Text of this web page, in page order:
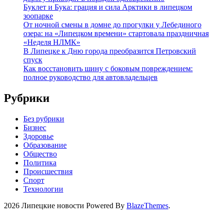
Буклет и Бука: грация и сила Арктики в липецком
зоопарке
От ночной смены в домне до прогулки у Лебединого
озера: на «Липецком времени» стартовала праздничная
«Неделя НЛМК»
В Липецке к Дню города преобразится Петровский
спуск
Как восстановить шину с боковым повреждением:
полное руководство для автовладельцев
Рубрики
Без рубрики
Бизнес
Здоровье
Образование
Общество
Политика
Происшествия
Спорт
Технологии
2026 Липецкие новости Powered By BlazeThemes.